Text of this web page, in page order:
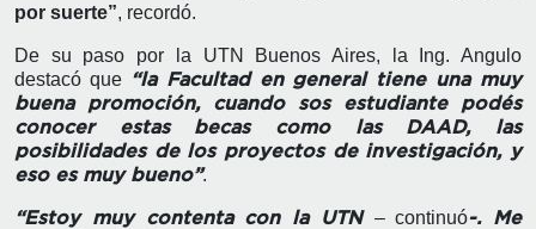
por suerte”, recordó.
De su paso por la UTN Buenos Aires, la Ing. Angulo
destacó que “la Facultad en general tiene una muy
buena promoción, cuando sos estudiante podés
conocer estas becas como las DAAD, las
posibilidades de los proyectos de investigación, y
eso es muy bueno”.
“Estoy muy contenta con la UTN – continuó-. Me